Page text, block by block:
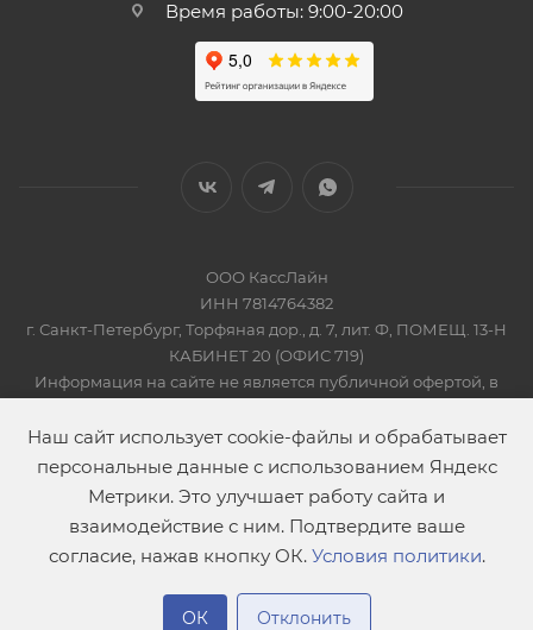
Время работы: 9:00-20:00
ООО КассЛайн
ИНН 7814764382
г. Санкт-Петербург, Торфяная дор., д. 7, лит. Ф, ПОМЕЩ. 13-Н
КАБИНЕТ 20 (ОФИС 719)
Информация на сайте не является публичной офертой, в
2019-2026 © КАССЛАЙН
Наш сайт использует cookie-файлы и обрабатывает
персональные данные с использованием Яндекс
Метрики. Это улучшает работу сайта и
взаимодействие с ним. Подтвердите ваше
согласие, нажав кнопку ОК. Условия политики.
ОК Отклонить